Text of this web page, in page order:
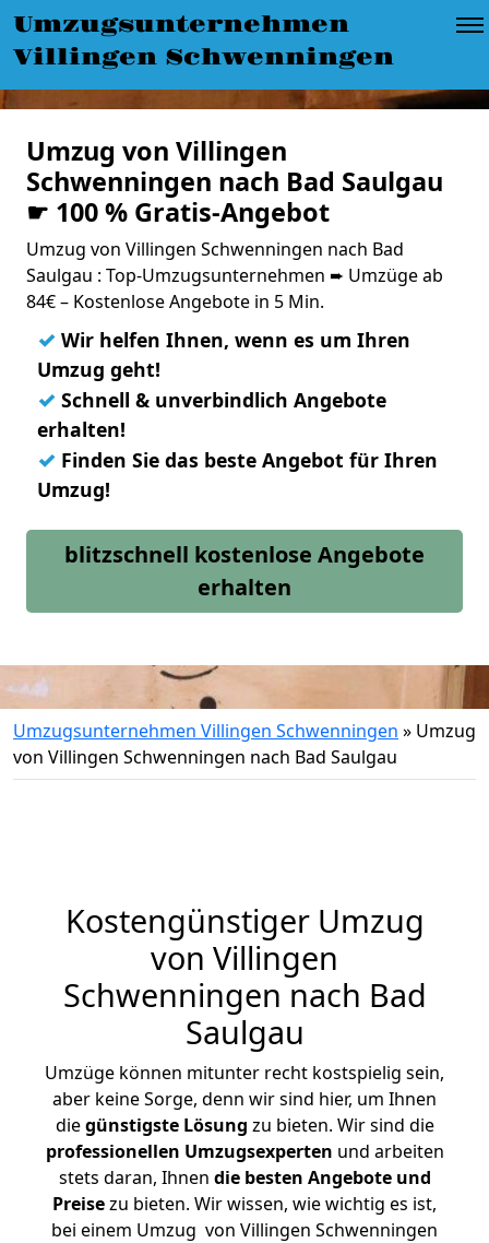
Umzugsunternehmen
Villingen Schwenningen
Umzug von Villingen
Schwenningen nach Bad Saulgau
☛ 100 % Gratis-Angebot
Umzug von Villingen Schwenningen nach Bad
Saulgau : Top-Umzugsunternehmen ➨ Umzüge ab
84€ – Kostenlose Angebote in 5 Min.
✓ Wir helfen Ihnen, wenn es um Ihren
Umzug geht!
✓ Schnell & unverbindlich Angebote
erhalten!
✓ Finden Sie das beste Angebot für Ihren
Umzug!
blitzschnell kostenlose Angebote
erhalten
Umzugsunternehmen Villingen Schwenningen » Umzug
von Villingen Schwenningen nach Bad Saulgau
Kostengünstiger Umzug
von Villingen
Schwenningen nach Bad
Saulgau
Umzüge können mitunter recht kostspielig sein,
aber keine Sorge, denn wir sind hier, um Ihnen
diegünstigste Lösung zu bieten. Wir sind die
professionellen Umzugsexperten und arbeiten
stets daran, Ihnen die besten Angebote und
Preisezu bieten. Wir wissen, wie wichtig es ist,
bei einem Umzug von Villingen Schwenningen